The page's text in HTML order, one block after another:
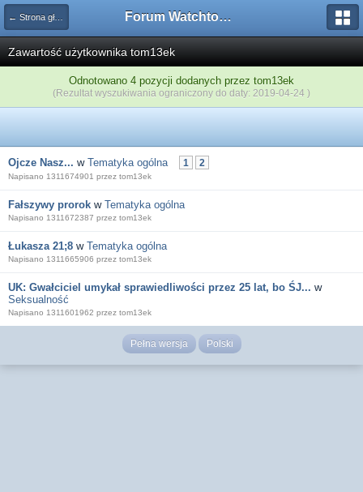
← Strona główna Forum Watchtower
Zawartość użytkownika tom13ek
Odnotowano 4 pozycji dodanych przez tom13ek
(Rezultat wyszukiwania ograniczony do daty: 2019-04-24 )
Ojcze Nasz... w Tematyka ogólna 1 2
Napisano 1311674901 przez tom13ek
Fałszywy prorok w Tematyka ogólna
Napisano 1311672387 przez tom13ek
Łukasza 21;8 w Tematyka ogólna
Napisano 1311665906 przez tom13ek
UK: Gwałciciel umykał sprawiedliwości przez 25 lat, bo ŚJ... w
Seksualność
Napisano 1311601962 przez tom13ek
Pełna wersja Polski